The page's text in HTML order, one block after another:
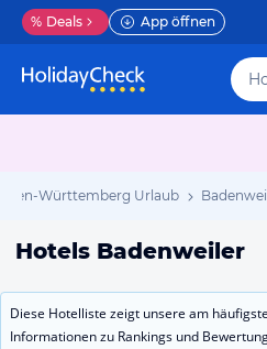
% Deals App öffnen
Württemberg Urlaub
Hotels Badenweiler
Diese Hotelliste zeigt unsere am
Informationen zu Rankings und